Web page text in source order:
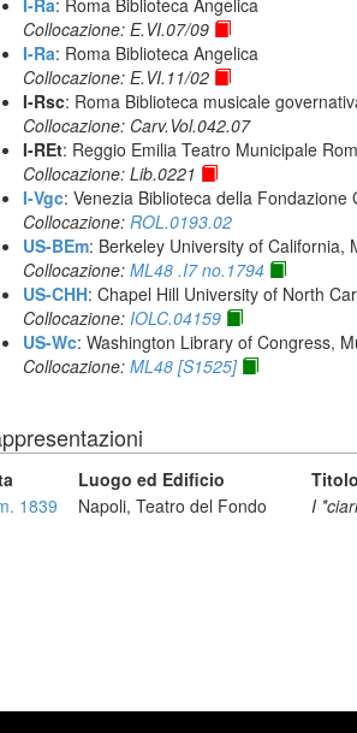
I-Ra: Roma Biblioteca Angelica
Collocazione: E.VI.07/09
I-Ra: Roma Biblioteca Angelica
Collocazione: E.VI.11/02
I-Rsc: Roma Biblioteca musicale
Collocazione: Carv.Vol.042.07
I-REt: Reggio Emilia Teatro Municipale
Collocazione: Lib.0221
I-Vgc: Venezia Biblioteca della Fondazione
Collocazione: ROL.0193.02
US-BEm: Berkeley University of California,
Collocazione: ML48 .I7 no.1794
US-CHH: Chapel Hill University of North
Collocazione: IOLC.04159
US-Wc: Washington Library of Congress,
Collocazione: ML48 [S1525]
Luogo ed Edificio
1839
Napoli, Teatro del Fondo I